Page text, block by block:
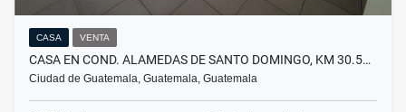
CASA VENTA
CASA EN COND. ALAMEDAS DE SANTO DOMINGO, KM 30.5…
Ciudad de Guatemala, Guatemala, Guatemala